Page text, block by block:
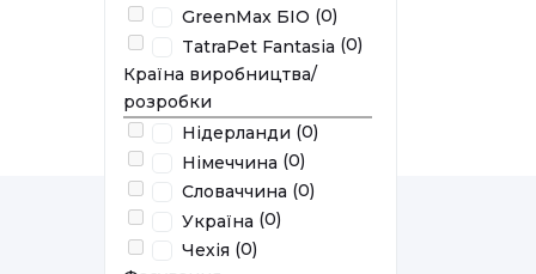
GreenMax БІО (0)
TatraPet Fantasia (0)
Країна виробництва/
розробки
Нідерланди (0)
Німеччина (0)
Словаччина (0)
Україна (0)
Чехія (0)